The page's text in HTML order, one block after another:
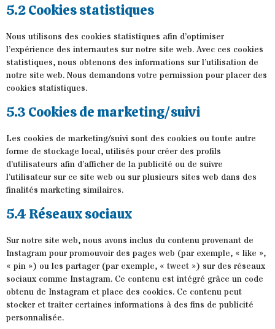
5.2 Cookies statistiques
Nous utilisons des cookies statistiques afin d’optimiser
l’expérience des internautes sur notre site web. Avec ces cookies
statistiques, nous obtenons des informations sur l’utilisation de
notre site web. Nous demandons votre permission pour placer des
cookies statistiques.
5.3 Cookies de marketing/suivi
Les cookies de marketing/suivi sont des cookies ou toute autre
forme de stockage local, utilisés pour créer des profils
d’utilisateurs afin d’afficher de la publicité ou de suivre
l’utilisateur sur ce site web ou sur plusieurs sites web dans des
finalités marketing similaires.
5.4 Réseaux sociaux
Sur notre site web, nous avons inclus du contenu provenant de
Instagram pour promouvoir des pages web (par exemple, « like »,
« pin ») ou les partager (par exemple, « tweet ») sur des réseaux
sociaux comme Instagram. Ce contenu est intégré grâce un code
obtenu de Instagram et place des cookies. Ce contenu peut
stocker et traiter certaines informations à des fins de publicité
personnalisée.